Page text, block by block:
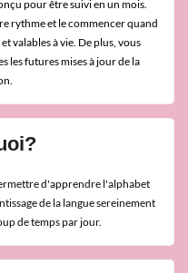
pour être suivi en un mois.
rythme et le commencer quand
valables à vie. De plus, vous
les futures mises à jour de la
d'apprendre l'alphabet
de la langue sereinement
de temps par jour.